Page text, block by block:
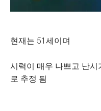
현재는 51세이며
시력이 매우 나쁘고 난
로 추정 됨